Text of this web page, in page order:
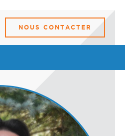
CENTRE
DE
DONNÉES
Chariot
de serveurs
de racks de
NOUS CONTACTER